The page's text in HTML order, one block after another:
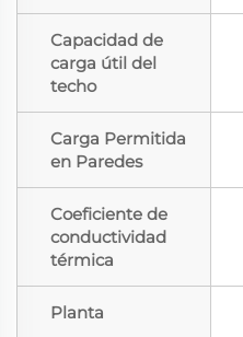
Capacidad de
carga útil del
techo
Carga Permitida
en Paredes
Coeficiente de
conductividad
térmica
Planta